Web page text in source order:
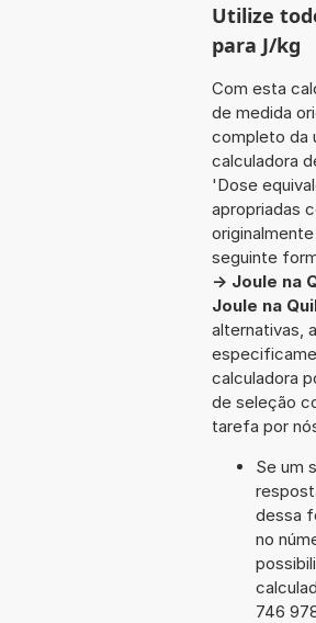
Utilize
para J/kg
Com esta
de medida
completo da
calculadora
'Dose
apropriadas
seguinte
-> Joule na
Joule na
alternativas,
calculadora
de seleção
tarefa por
Se um
dessa
no
746